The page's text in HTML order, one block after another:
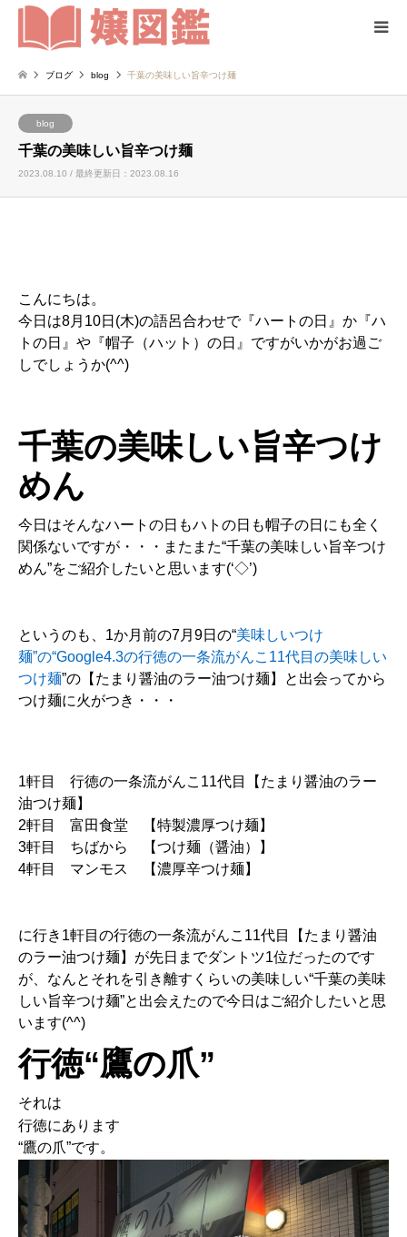
ブログ blog 千葉の美味しい旨辛つけ麺
blog
千葉の美味しい旨辛つけ麺
2023.08.10 / 最終更新日：2023.08.16
こんにちは。
今日は8月10日(木)の語呂合わせで『ハートの日』か『ハ
トの日』や『帽子（ハット）の日』ですがいかがお過ご
しでしょうか(^^)
千葉の美味しい旨辛つけ
めん
今日はそんなハートの日もハトの日も帽子の日にも全く
関係ないですが・・・またまた“千葉の美味しい旨辛つけ
めん”をご紹介したいと思います(‘◇’)ゞ
というのも、1か月前の7月9日の“美味しいつけ
麺”の“Google4.3の行徳の一条流がんこ11代目の美味しい
つけ麺”の【たまり醤油のラー油つけ麺】と出会ってから
つけ麺に火がつき・・・
1軒目 行徳の一条流がんこ11代目【たまり醤油のラー
油つけ麺】
2軒目 富田食堂 【特製濃厚つけ麺】
3軒目 ちばから 【つけ麺（醤油）】
4軒目 マンモス 【濃厚辛つけ麺】
に行き1軒目の行徳の一条流がんこ11代目【たまり醤油
のラー油つけ麺】が先日までダントツ1位だったのです
が、なんとそれを引き離すくらいの美味しい“千葉の美味
しい旨辛つけ麺”と出会えたので今日はご紹介したいと思
います(^^)
行徳“鷹の爪”
それは
行徳にあります
“鷹の爪”です。